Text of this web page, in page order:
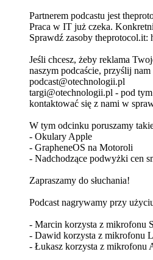
Partnerem podcastu jest
Praca w IT już czeka.
Sprawdź zasoby
Jeśli chcesz, żeby reklama
naszym podcaście, przyślij nam
podcast@otechnologii.pl
targi@otechnologii.pl - pod tym
kontaktować się z nami w
W tym odcinku poruszamy
- Okulary Apple
- GrapheneOS na Motoroli
- Nadchodzące podwyżki cen
Zapraszamy do słuchania!
Podcast nagrywamy przy
- Marcin korzysta z mikrofonu
- Dawid korzysta z mikrofonu
- Łukasz korzysta z mikrofonu